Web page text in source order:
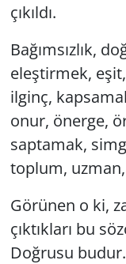
çıkıldı.
Bağımsızlık,
eleştirmek,
ilginç,
onur, önerge,
saptamak,
toplum, uzman,
Görünen o ki,
çıktıkları bu
Doğrusu